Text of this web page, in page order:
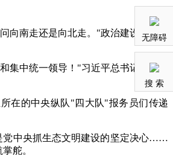
向南走还是向北走。"政治建设，就是
集中统一领导！"习近平总书记深刻指
在的中央纵队"四大队"报务员们传递
党中央抓生态文明建设的坚定决心……
舵。
无障碍
搜 索